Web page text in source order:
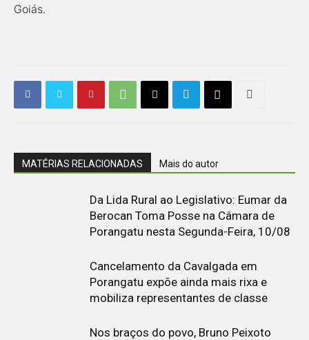
Goiás.
MATÉRIAS RELACIONADAS Mais do autor
Da Lida Rural ao Legislativo: Eumar da
Berocan Toma Posse na Câmara de
Porangatu nesta Segunda-Feira, 10/08
Cancelamento da Cavalgada em
Porangatu expõe ainda mais rixa e
mobiliza representantes de classe
Nos braços do povo, Bruno Peixoto